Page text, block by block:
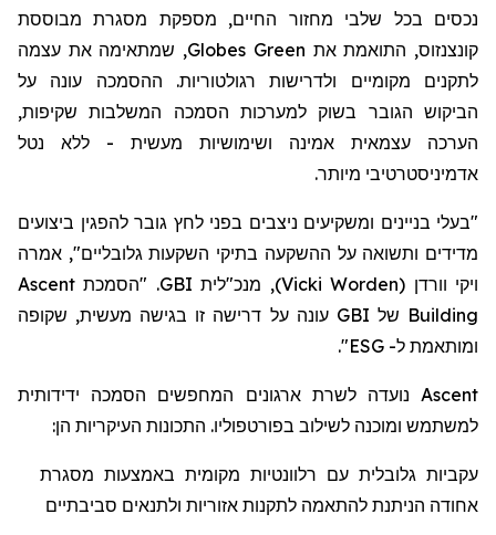
נכסים בכל שלבי מחזור החיים, מספקת מסגרת מבוססת
קונצנזוס, התואמת את Green
Globes
, שמתאימה את עצמה
לתקנים מקומיים ולדרישות רגולטוריות. ההסמכה עונה על
הביקוש הגובר בשוק למערכות הסמכה המשלבות שקיפות,
הערכה עצמאית אמינה ושימושיות מעשית - ללא נטל
אדמיניסטרטיבי מיותר.
"בעלי בניינים ומשקיעים ניצבים בפני לחץ גובר להפגין ביצועים
מדידים ותשואה על ההשקעה בתיקי השקעות גלובליים", אמרה
ויקי וורדן (
Vicki Worden
), מנכ"לית GBI. "הסמכת Ascent
Building של GBI עונה על דרישה זו בגישה מעשית, שקופה
ומותאמת ל- ESG
".
Ascent נועדה לשרת ארגונים המחפשים הסמכה ידידותית
למשתמש ומוכנה לשילוב בפורטפוליו. התכונות העיקריות הן:
עקביות גלובלית עם רלוונטיות מקומית באמצעות מסגרת
אחודה הניתנת להתאמה לתקנות אזוריות ולתנאים סביבתיים